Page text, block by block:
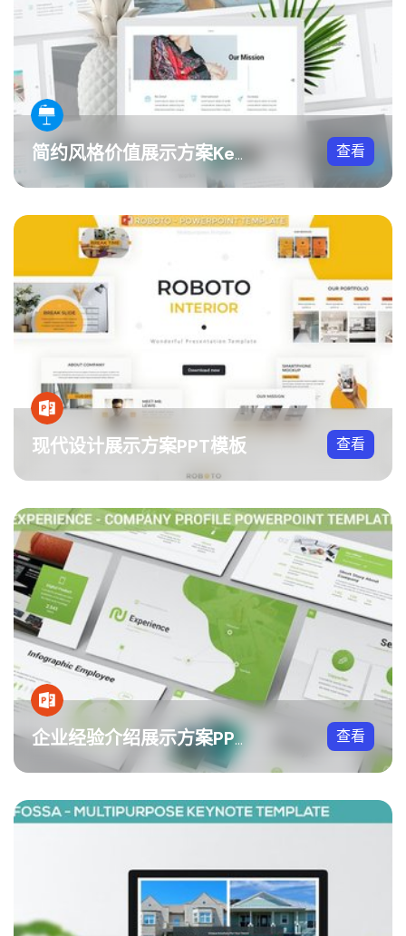
简约风格价值展示方案Keynote模板 查看
现代设计展示方案PPT模板 查看
企业经验介绍展示方案PPT模板 查看